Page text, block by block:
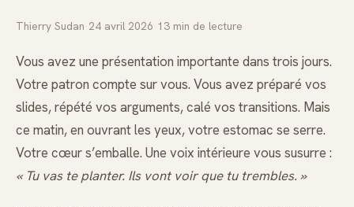
Thierry Sudan 24 avril 2026 13 min de lecture
Vous avez une présentation importante dans trois jours.
Votre patron compte sur vous. Vous avez préparé vos
slides, répété vos arguments, calé vos transitions. Mais
ce matin, en ouvrant les yeux, votre estomac se serre.
Votre cœur s’emballe. Une voix intérieure vous susurre :
« Tu vas te planter. Ils vont voir que tu trembles. »